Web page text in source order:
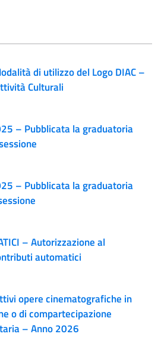
di utilizzo del Logo DIAC –
Culturali
– Pubblicata la graduatoria
– Pubblicata la graduatoria
– Autorizzazione al
automatici
opere cinematografiche in
o di compartecipazione
– Anno 2026